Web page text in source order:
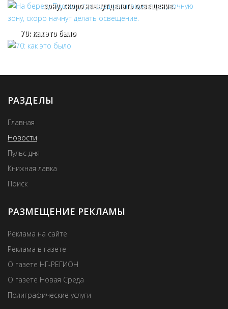
зону, скоро начнут делать освещение.
70: как это было
РАЗДЕЛЫ
Главная
Новости
Пульс дня
Книжная лавка
Поиск
РАЗМЕЩЕНИЕ РЕКЛАМЫ
Реклама на сайте
Реклама в газете
О газете НГ-РЕГИОН
О газете Новая Среда
Полиграфические услуги